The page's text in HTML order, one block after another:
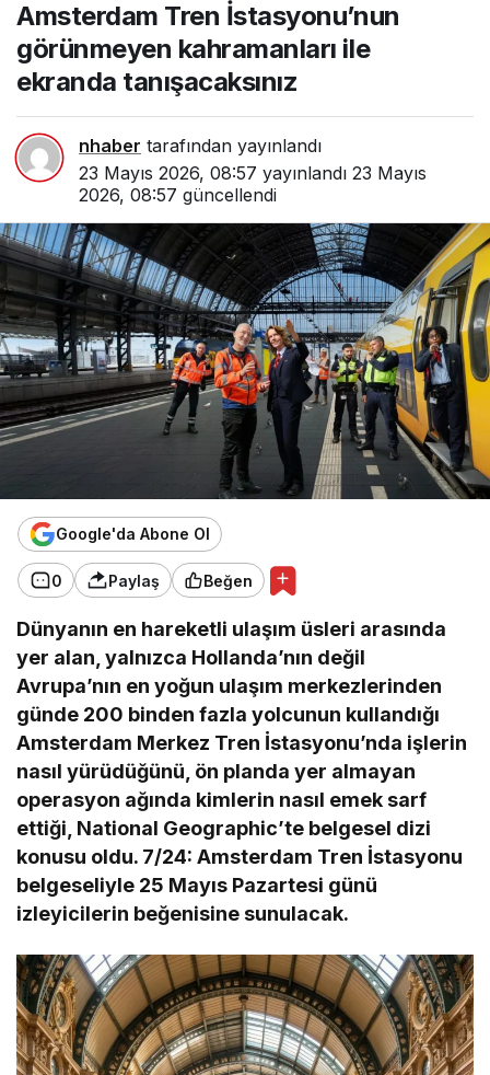
görünmeyen
kahramanları ile ekranda
tanışacaksınız
Amsterdam Tren İstasyonu’nun
görünmeyen kahramanları ile
ekranda tanışacaksınız
nhaber tarafından yayınlandı
23 Mayıs 2026, 08:57 yayınlandı 23 Mayıs
2026, 08:57 güncellendi
Google'da Abone Ol
0 Paylaş Beğen
Dünyanın en hareketli ulaşım üsleri arasında
yer alan, yalnızca Hollanda’nın değil
Avrupa’nın en yoğun ulaşım merkezlerinden
günde 200 binden fazla yolcunun kullandığı
Amsterdam Merkez Tren İstasyonu’nda işlerin
nasıl yürüdüğünü, ön planda yer almayan
operasyon ağında kimlerin nasıl emek sarf
ettiği, National Geographic’te belgesel dizi
konusu oldu. 7/24: Amsterdam Tren İstasyonu
belgeseliyle 25 Mayıs Pazartesi günü
izleyicilerin beğenisine sunulacak.